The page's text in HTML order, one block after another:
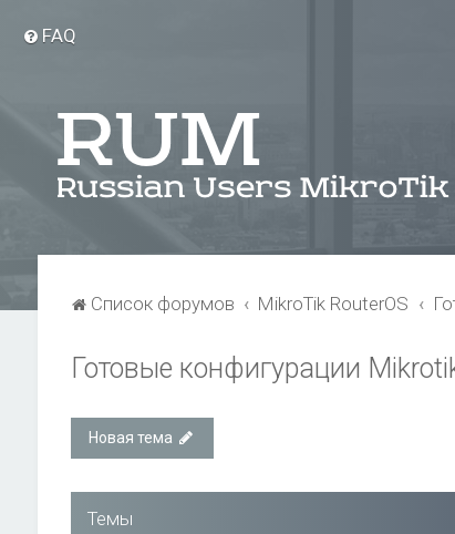
FAQ
Список форумов MikroTik RouterOS
Готовые конфигурации
Новая тема
Темы